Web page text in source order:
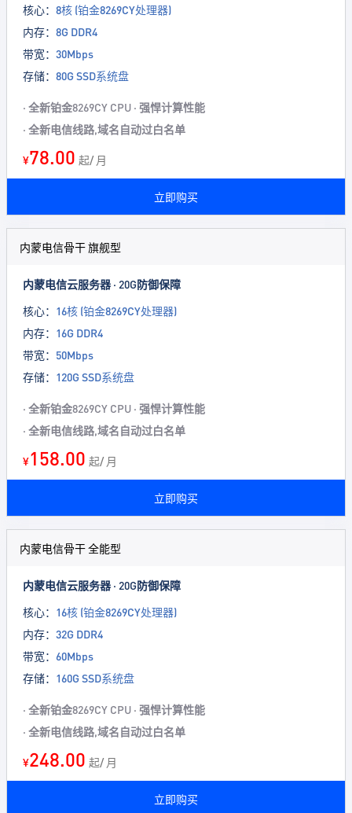
核心： 8核 (铂金8269CY处理器)
内存： 8G DDR4
带宽： 30Mbps
存储： 80G SSD系统盘
· 全新铂金8269CY CPU · 强悍计算性能
· 全新电信线路,域名自动过白名单
¥78.00 起/ 月
立即购买
内蒙电信骨干 旗舰型
内蒙电信云服务器 · 20G防御保障
核心： 16核 (铂金8269CY处理器)
内存： 16G DDR4
带宽： 50Mbps
存储： 120G SSD系统盘
· 全新铂金8269CY CPU · 强悍计算性能
· 全新电信线路,域名自动过白名单
¥158.00 起/ 月
立即购买
内蒙电信骨干 全能型
内蒙电信云服务器 · 20G防御保障
核心： 16核 (铂金8269CY处理器)
内存： 32G DDR4
带宽： 60Mbps
存储： 160G SSD系统盘
· 全新铂金8269CY CPU · 强悍计算性能
· 全新电信线路,域名自动过白名单
¥248.00 起/ 月
立即购买